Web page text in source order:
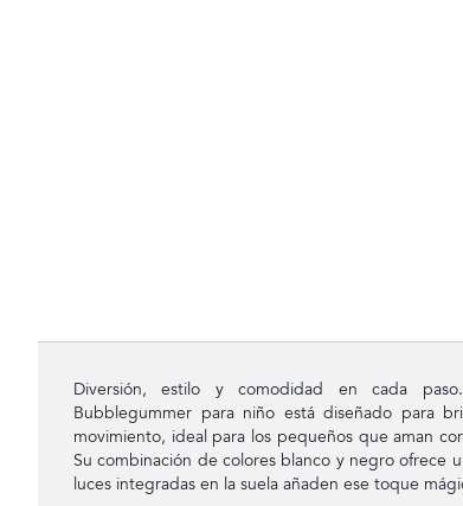
Diversión, estilo y comodidad en cada
Bubblegummer para niño está diseñado para
movimiento, ideal para los pequeños que aman
Su combinación de colores blanco y negro ofrece
luces integradas en la suela añaden ese toque